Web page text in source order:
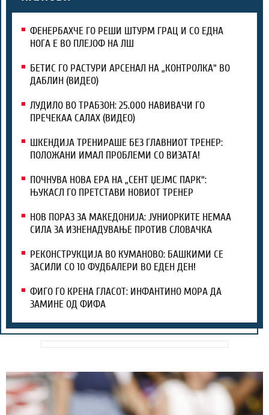
ФЕНЕРБАХЧЕ ГО РЕШИ ШТУРМ ГРАЦ И СО ЕДНА
НОГА Е ВО ПЛЕЈОФ НА ЛШ
БЕТИС ГО РАСТУРИ АРСЕНАЛ НА „КОНТРОЛКА“ ВО
ДАБЛИН (ВИДЕО)
ЛУДИЛО ВО ТРАБЗОН: 25.000 НАВИВАЧИ ГО
ПРЕЧЕКАА САЛАХ (ВИДЕО)
ШКЕНДИЈА ТРЕНИРАШЕ БЕЗ ГЛАВНИОТ ТРЕНЕР:
ПОЛОЖАНИ ИМАЛ ПРОБЛЕМИ СО ВИЗАТА!
ПОЧНУВА НОВА ЕРА НА „СЕНТ ЏЕЈМС ПАРК“:
ЊУКАСЛ ГО ПРЕТСТАВИ НОВИОТ ТРЕНЕР
НОВ ПОРАЗ ЗА МАКЕДОНИЈА: ЈУНИОРКИТЕ НЕМАА
СИЛА ЗА ИЗНЕНАДУВАЊЕ ПРОТИВ СЛОВАЧКА
РЕКОНСТРУКЦИЈА ВО КУМАНОВО: БАШКИМИ СЕ
ЗАСИЛИ СО 10 ФУДБАЛЕРИ ВО ЕДЕН ДЕН!
ФИГО ГО КРЕНА ГЛАСОТ: ИНФАНТИНО МОРА ДА
ЗАМИНЕ ОД ФИФА